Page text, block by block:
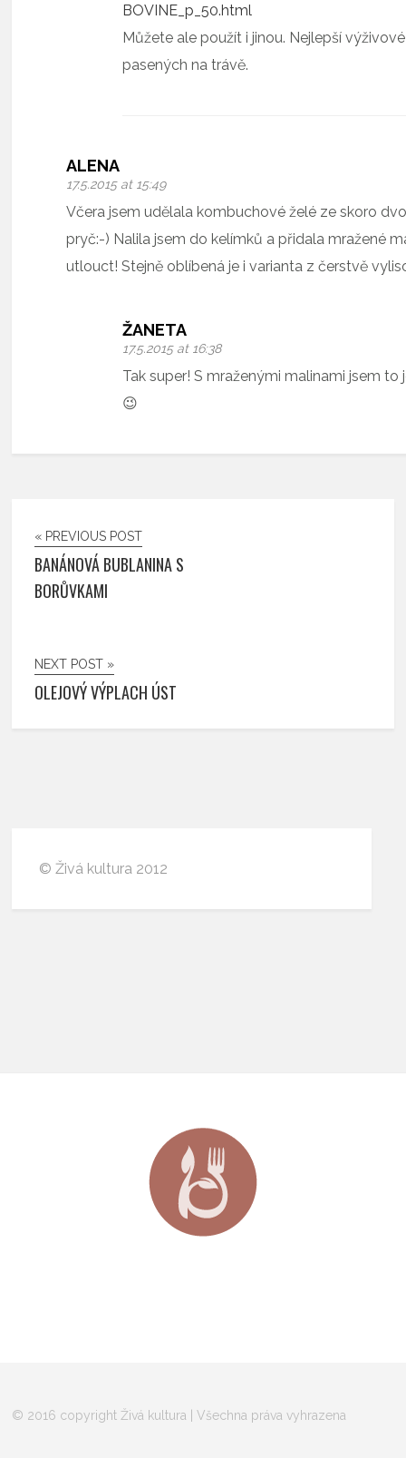
BOVINE_p_50.html
Můžete ale použít i jinou. Nejlepší
pasených na trávě.
ALENA
17.5.2015 at 15:49
Včera jsem udělala kombuchové želé ze skoro
pryč:-) Nalila jsem do kelímků a přidala mražené
utlouct! Stejně oblíbená je i varianta z čerstvě
ŽANETA
17.5.2015 at 16:38
Tak super! S mraženými malinami jsem
😉
« PREVIOUS POST
BANÁNOVÁ BUBLANINA S
BORŮVKAMI
NEXT POST »
OLEJOVÝ VÝPLACH ÚST
© Živá kultura 2012
© 2016 copyright Živá kultura | Všechna práva vyhrazena